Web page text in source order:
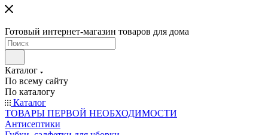
Готовый интернет-магазин товаров для дома
Каталог
По всему сайту
По каталогу
Каталог
ТОВАРЫ ПЕРВОЙ НЕОБХОДИМОСТИ
Антисептики